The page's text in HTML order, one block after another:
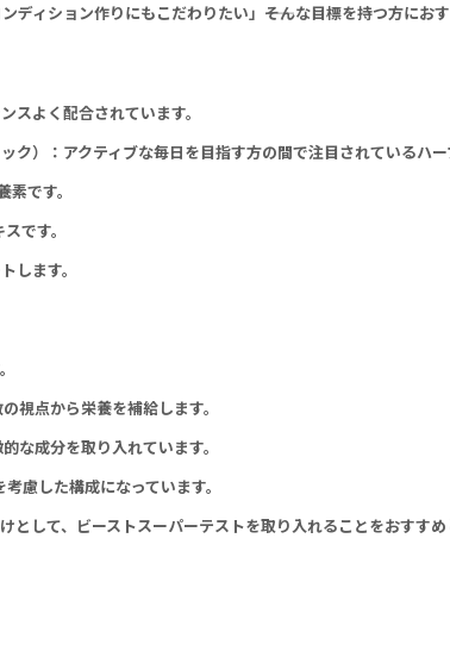
ィション作りにもこだわりたい」――そんな目標を持つ方に
スよく配合されています。
）：アクティブな毎日を目指す方の間で注目されているハ
です。
です。
します。
視点から栄養を補給します。
な成分を取り入れています。
慮した構成になっています。
として、ビーストスーパーテストを取り入れることをおすす